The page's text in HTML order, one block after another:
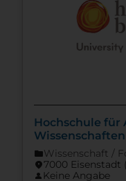
Hochschule für
folderWissenschaft /
location_on7000 Eisenstadt
person Keine Angabe